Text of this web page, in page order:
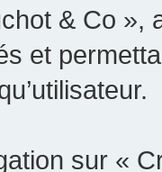
& Co »,
et
sur «